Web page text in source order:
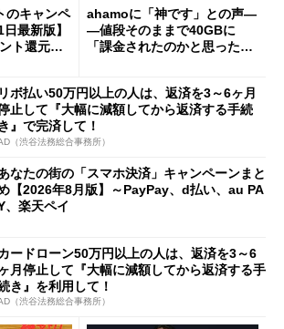
のキャンペ
最新版】
ト還元の
ahamoに「神です」との声―
―値段そのままで40GBに
「課金されたのかと思った」
リボ払い50万円以上の人は、返済を3～6ヶ月
止して『大幅に減額してから返済する手続
き』で完済して！
（渋谷法務総合事務所）
なたの街の「スマホ決済」キャンペーンまと
【2026年8月版】～PayPay、d払い、au PA
、楽天ペイ
ードローン50万円以上の人は、返済を3～6
月停止して『大幅に減額してから返済する手
き』を利用して！
（渋谷法務総合事務所）